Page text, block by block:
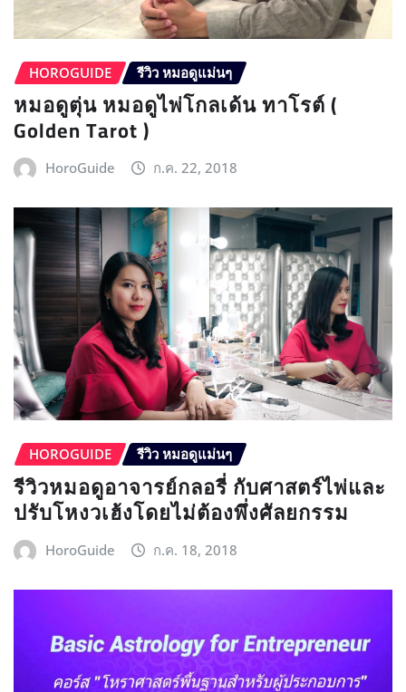
HOROGUIDE รีวิว หมอดูแม่นๆ
หมอดูตุ่น หมอดูไพ่โกลเด้น ทาโรต์ (
Golden Tarot )
HoroGuide ก.ค. 22, 2018
HOROGUIDE รีวิว หมอดูแม่นๆ
รีวิวหมอดูอาจารย์กลอรี่ กับศาสตร์ไพ่และ
ปรับโหงวเฮ้งโดยไม่ต้องพึ่งศัลยกรรม
HoroGuide ก.ค. 18, 2018